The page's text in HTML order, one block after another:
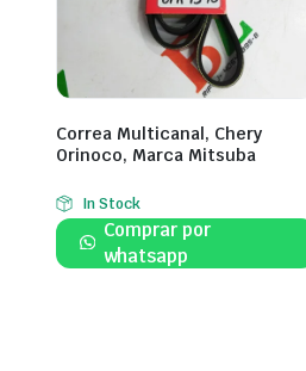
Correa Multicanal, Chery
Orinoco, Marca Mitsuba
In Stock
Comprar por
whatsapp